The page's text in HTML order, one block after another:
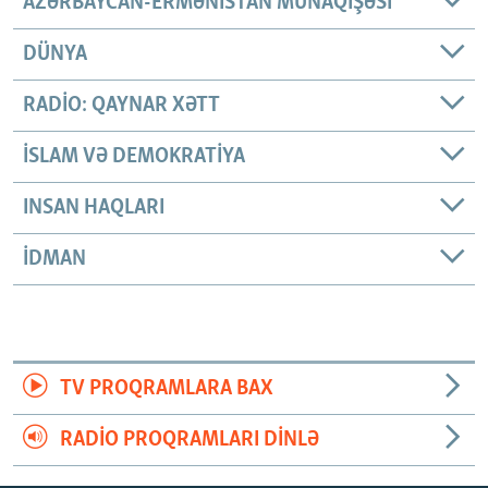
DÜNYA
RADIO: QAYNAR XƏTT
İSLAM VƏ DEMOKRATIYA
INSAN HAQLARI
İDMAN
TV PROQRAMLARA BAX
RADIO PROQRAMLARI DINLƏ